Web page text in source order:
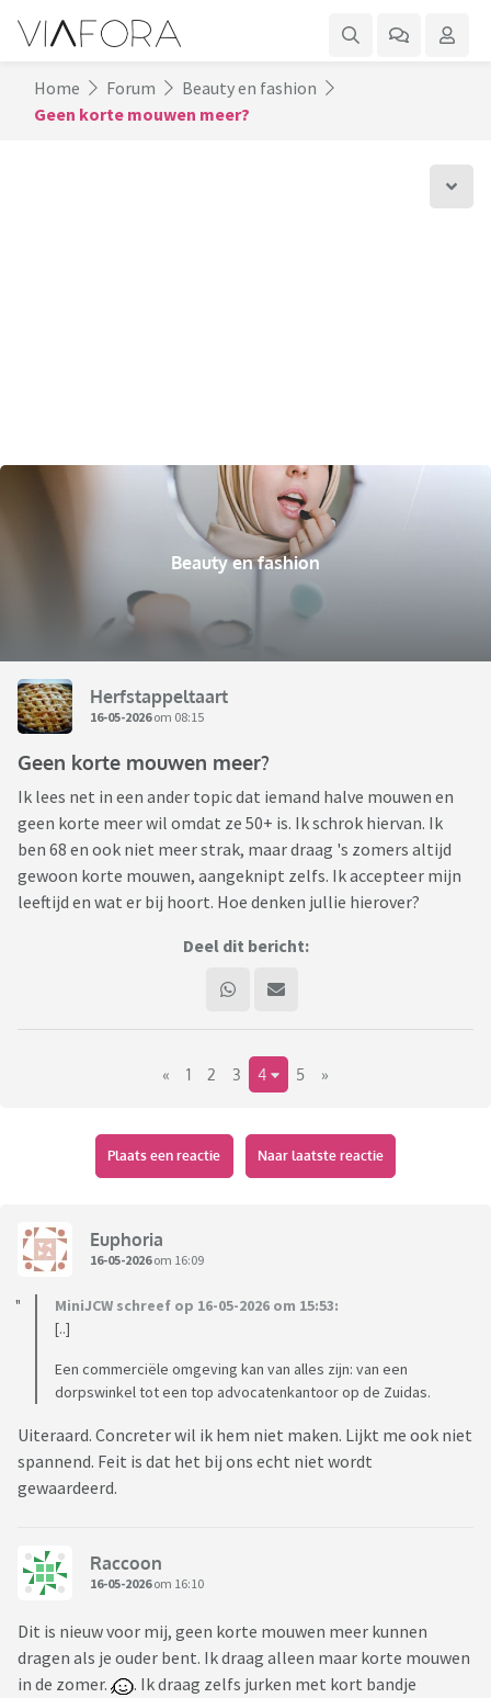
Home Forum
Beauty en fashion
Geen korte mouwen meer?
Beauty en fashion
Herfstappeltaart
16-05-2026om 08:15
Geen korte mouwen meer?
Ik lees net in een ander topic dat iemand halve mouwen en
geen korte meer wil omdat ze 50+ is. Ik schrok hiervan. Ik
ben 68 en ook niet meer strak, maar draag 's zomers altijd
gewoon korte mouwen, aangeknipt zelfs. Ik accepteer mijn
leeftijd en wat er bij hoort. Hoe denken jullie hierover?
Deel dit bericht:
« 1 2 3 4 5 »
Plaats een reactie Naar laatste reactie
Euphoria
16-05-2026om 16:09
MiniJCW schreef op 16-05-2026 om 15:53:
[..]
Een commerciële omgeving kan van alles zijn: van een
dorpswinkel tot een top advocatenkantoor op de Zuidas.
Uiteraard. Concreter wil ik hem niet maken. Lijkt me ook niet
spannend. Feit is dat het bij ons echt niet wordt
gewaardeerd.
Raccoon
16-05-2026om 16:10
Dit is nieuw voor mij, geen korte mouwen meer kunnen
dragen als je ouder bent. Ik draag alleen maar korte mouwen
in de zomer.
. Ik draag zelfs jurken met kort bandje